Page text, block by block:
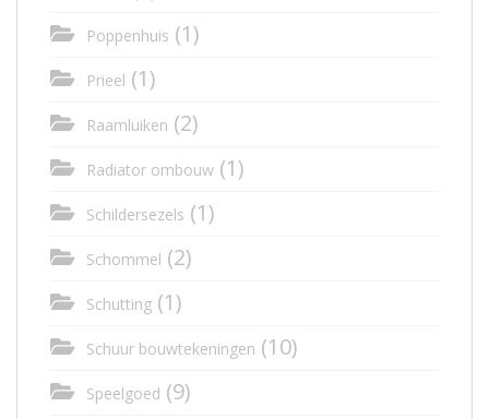
Poppenhuis (1)
Prieel (1)
Raamluiken (2)
Radiator ombouw (1)
Schildersezels (1)
Schommel (2)
Schutting (1)
Schuur bouwtekeningen (10)
Speelgoed (9)